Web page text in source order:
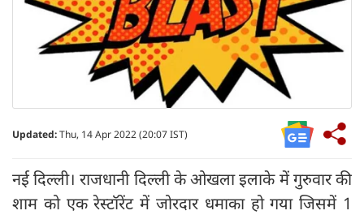
Updated:Thu, 14 Apr 2022 (20:07 IST)
नई दिल्ली। राजधानी दिल्ली के ओखला इलाके में गुरुवार की
शाम को एक रेस्टॉरेंट में जोरदार धमाका हो गया जिसमें 1